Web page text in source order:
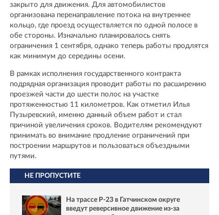
закрыто для движения. Для автомобилистов
организована перенаправление потока на внутреннее
кольцо, где проезд осуществляется по одной полосе в
обе стороны. Изначально планировалось снять
ограничения 1 сентября, однако теперь работы продлятся
как минимум до середины осени.
В рамках исполнения государственного контракта
подрядная организация проводит работы по расширению
проезжей части до шести полос на участке
протяженностью 11 километров. Как отметил Илья
Пузыревский, именно данный объем работ и стал
причиной увеличения сроков. Водителям рекомендуют
принимать во внимание продление ограничений при
построении маршрутов и пользоваться объездными
путями.
НЕ ПРОПУСТИТЕ
На трассе Р-23 в Гатчинском округе
введут реверсивное движение из-за